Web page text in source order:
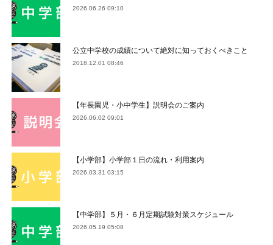
2026.06.26 09:10
公立中学校の成績について絶対に知っておくべきこと
2018.12.01 08:46
【年長園児・小中学生】説明会のご案内
2026.06.02 09:01
【小学部】小学部１日の流れ・利用案内
2026.03.31 03:15
【中学部】５月・６月定期試験対策スケジュール
2026.05.19 05:08